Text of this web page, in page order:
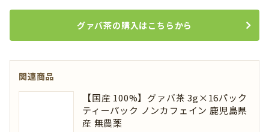
グァバ茶の購入はこちらから
関連商品
【国産 100%】グァバ茶 3g×16パック
ティーパック ノンカフェイン 鹿児島県
産 無農薬